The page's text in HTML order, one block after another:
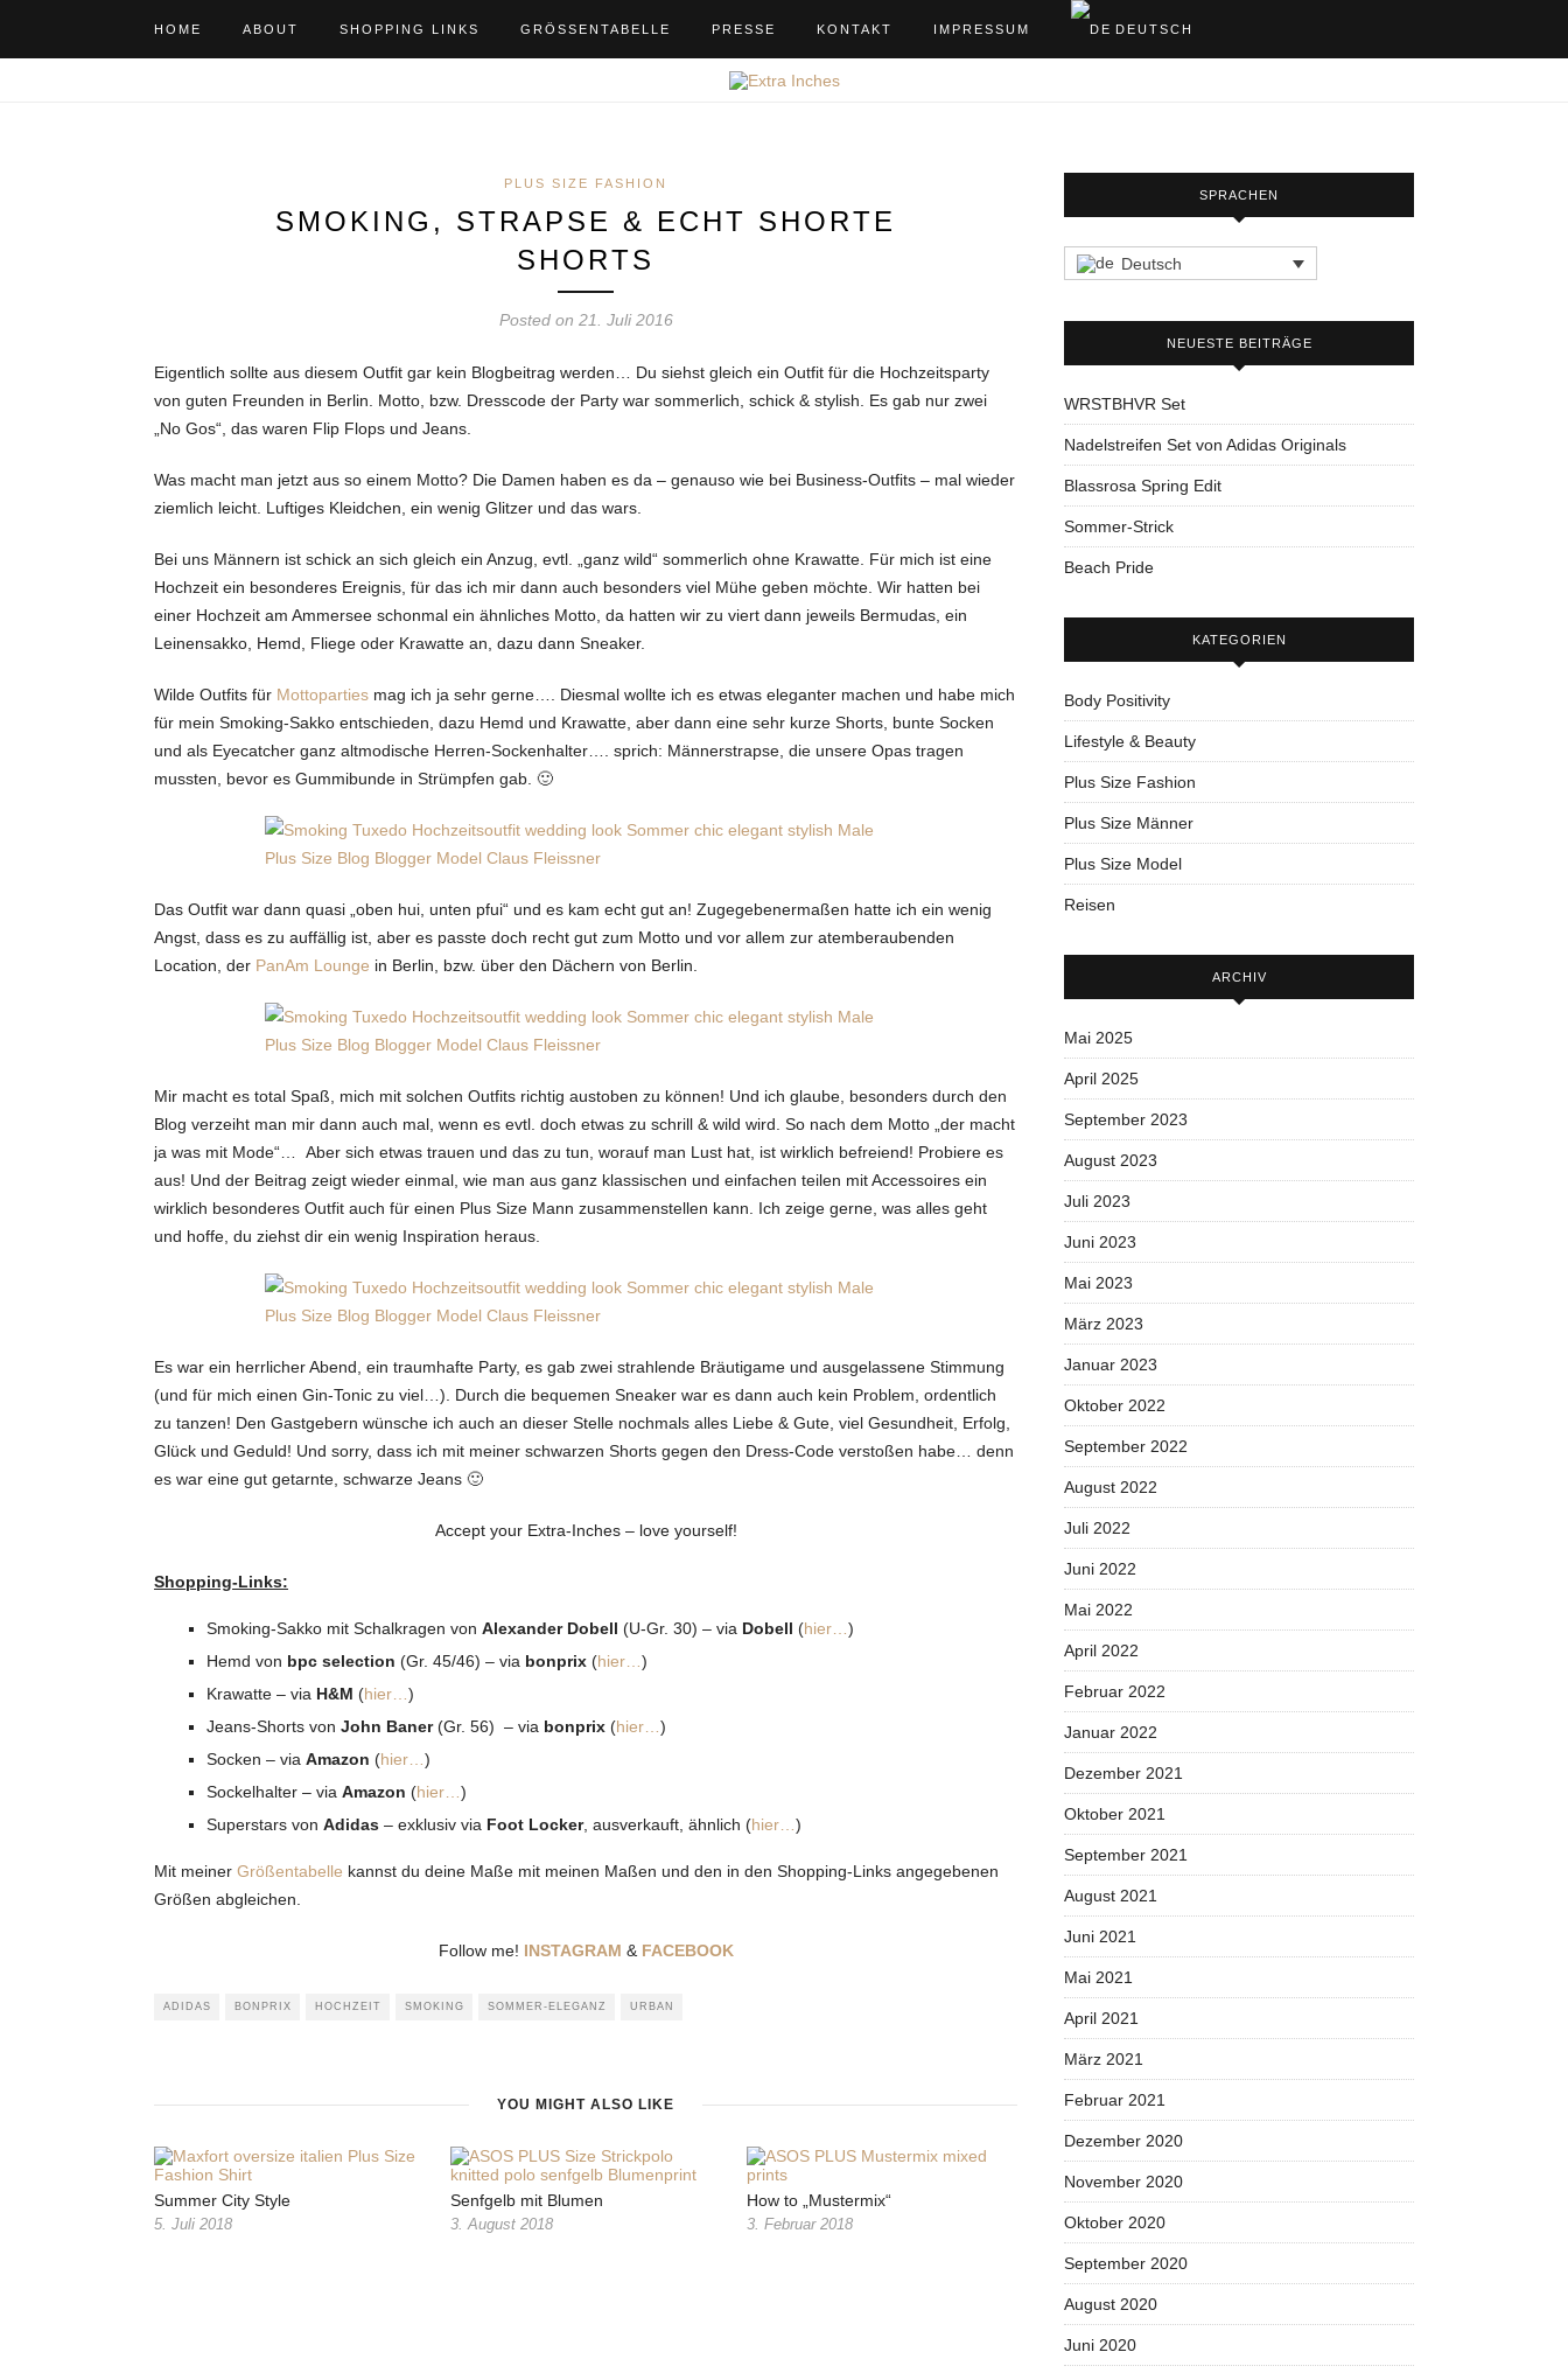
HOME ABOUT SHOPPING LINKS GRÖSSENTABELLE PRESSE KONTAKT IMPRESSUM DEUTSCH
PLUS SIZE FASHION
SMOKING, STRAPSE & ECHT SHORTE
SHORTS
Posted on 21. Juli 2016
Eigentlich sollte aus diesem Outfit gar kein Blogbeitrag werden… Du siehst gleich ein Outfit für die Hochzeitsparty
von guten Freunden in Berlin. Motto, bzw. Dresscode der Party war sommerlich, schick & stylish. Es gab nur zwei
„No Gos“, das waren Flip Flops und Jeans.
Was macht man jetzt aus so einem Motto? Die Damen haben es da – genauso wie bei Business-Outfits – mal wieder
ziemlich leicht. Luftiges Kleidchen, ein wenig Glitzer und das wars.
Bei uns Männern ist schick an sich gleich ein Anzug, evtl. „ganz wild“ sommerlich ohne Krawatte. Für mich ist eine
Hochzeit ein besonderes Ereignis, für das ich mir dann auch besonders viel Mühe geben möchte. Wir hatten bei
einer Hochzeit am Ammersee schonmal ein ähnliches Motto, da hatten wir zu viert dann jeweils Bermudas, ein
Leinensakko, Hemd, Fliege oder Krawatte an, dazu dann Sneaker.
Wilde Outfits für Mottoparties mag ich ja sehr gerne…. Diesmal wollte ich es etwas eleganter machen und habe mich
für mein Smoking-Sakko entschieden, dazu Hemd und Krawatte, aber dann eine sehr kurze Shorts, bunte Socken
und als Eyecatcher ganz altmodische Herren-Sockenhalter…. sprich: Männerstrapse, die unsere Opas tragen
mussten, bevor es Gummibunde in Strümpfen gab. 🙂
Das Outfit war dann quasi „oben hui, unten pfui“ und es kam echt gut an! Zugegebenermaßen hatte ich ein wenig
Angst, dass es zu auffällig ist, aber es passte doch recht gut zum Motto und vor allem zur atemberaubenden
Location, der PanAm Lounge in Berlin, bzw. über den Dächern von Berlin.
Mir macht es total Spaß, mich mit solchen Outfits richtig austoben zu können! Und ich glaube, besonders durch den
Blog verzeiht man mir dann auch mal, wenn es evtl. doch etwas zu schrill & wild wird. So nach dem Motto „der macht
ja was mit Mode“… Aber sich etwas trauen und das zu tun, worauf man Lust hat, ist wirklich befreiend! Probiere es
aus! Und der Beitrag zeigt wieder einmal, wie man aus ganz klassischen und einfachen teilen mit Accessoires ein
wirklich besonderes Outfit auch für einen Plus Size Mann zusammenstellen kann. Ich zeige gerne, was alles geht
und hoffe, du ziehst dir ein wenig Inspiration heraus.
Es war ein herrlicher Abend, ein traumhafte Party, es gab zwei strahlende Bräutigame und ausgelassene Stimmung
(und für mich einen Gin-Tonic zu viel…). Durch die bequemen Sneaker war es dann auch kein Problem, ordentlich
zu tanzen! Den Gastgebern wünsche ich auch an dieser Stelle nochmals alles Liebe & Gute, viel Gesundheit, Erfolg,
Glück und Geduld! Und sorry, dass ich mit meiner schwarzen Shorts gegen den Dress-Code verstoßen habe… denn
es war eine gut getarnte, schwarze Jeans 🙂
Accept your Extra-Inches – love yourself!
Shopping-Links:
Smoking-Sakko mit Schalkragen von Alexander Dobell (U-Gr. 30) – via Dobell (hier…)
Hemd von bpc selection (Gr. 45/46) – via bonprix (hier…)
Krawatte – via H&M (hier…)
Jeans-Shorts von John Baner(Gr. 56) – via bonprix (hier…)
Socken – via Amazon (hier…)
Sockelhalter – via Amazon (hier…)
Superstars von Adidas – exklusiv via Foot Locker, ausverkauft, ähnlich (hier…)
Mit meiner Größentabelle kannst du deine Maße mit meinen Maßen und den in den Shopping-Links angegebenen
Größen abgleichen.
Follow me! INSTAGRAM & FACEBOOK
ADIDAS BONPRIX HOCHZEIT SMOKING SOMMER-ELEGANZ URBAN
YOU MIGHT ALSO LIKE
Summer City Style
5. Juli 2018
Senfgelb mit Blumen
3. August 2018
How to „Mustermix“
3. Februar 2018
SPRACHEN
Deutsch
NEUESTE BEITRÄGE
WRSTBHVR Set
Nadelstreifen Set von Adidas Originals
Blassrosa Spring Edit
Sommer-Strick
Beach Pride
KATEGORIEN
Body Positivity
Lifestyle & Beauty
Plus Size Fashion
Plus Size Männer
Plus Size Model
Reisen
ARCHIV
Mai 2025
April 2025
September 2023
August 2023
Juli 2023
Juni 2023
Mai 2023
März 2023
Januar 2023
Oktober 2022
September 2022
August 2022
Juli 2022
Juni 2022
Mai 2022
April 2022
Februar 2022
Januar 2022
Dezember 2021
Oktober 2021
September 2021
August 2021
Juni 2021
Mai 2021
April 2021
März 2021
Februar 2021
Dezember 2020
November 2020
Oktober 2020
September 2020
August 2020
Juni 2020